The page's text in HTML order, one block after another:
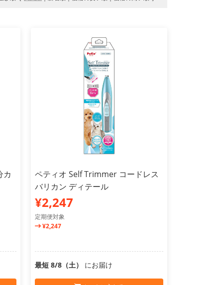
カ
ペティオ Self Trimmer コードレス
バリカン ディテール
¥2,247
定期便対象
¥2,247
最短 8/8（土） にお届け